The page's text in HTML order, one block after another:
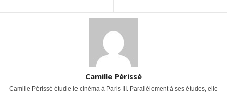
Camille Périssé
Camille Périssé étudie le cinéma à Paris III. Parallèlement à ses études, elle